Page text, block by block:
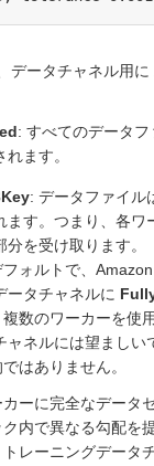
データチャネル用に
: すべてのデータ
ます。
: データファイル
ます。つまり、各ワ
分を受け取ります。
ォルトで、
ータチャネルに
数のワーカーを使
ャネルには望ましい
はありません。
ーに完全なデータ
内で異なる勾配を
レーニングデータ